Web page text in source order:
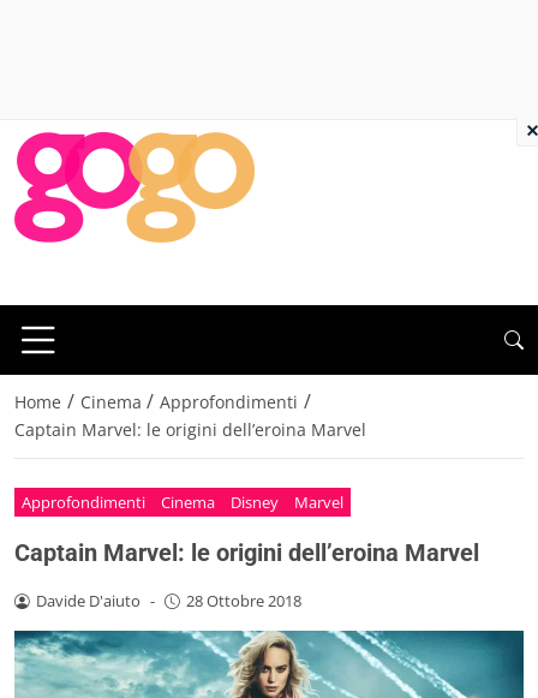
Home / Cinema / Approfondimenti /
Captain Marvel: le origini dell’eroina Marvel
Approfondimenti Cinema Disney Marvel
Captain Marvel: le origini dell’eroina Marvel
Davide D'aiuto - 28 Ottobre 2018
×